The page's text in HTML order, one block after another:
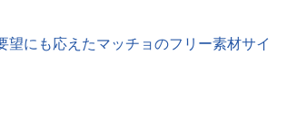
望にも応えたマッチョのフリー素材サイ